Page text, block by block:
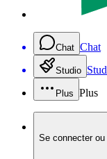
Chat Chat
Studio
Plus Plus
Se connecter